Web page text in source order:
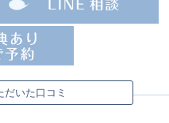
だいた口コミ